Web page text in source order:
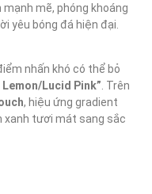
mẽ, phóng khoáng
yêu bóng đá hiện đại.
nhấn khó có thể bỏ
Lucid Pink” . Trên
, hiệu ứng gradient
xanh tươi mát sang sắc